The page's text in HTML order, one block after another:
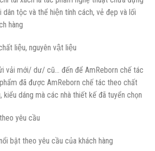
dân tộc và thể hiện tính cách, vẻ đẹp và lối
hàng
liệu, nguyên vật liệu
vải mới/ dư/ cũ… đến để AmReborn chế tác
đã được AmReborn chế tác theo chất
kiểu dáng mà các nhà thiết kế đã tuyển chọn
yêu cầu
bật theo yêu cầu của khách hàng